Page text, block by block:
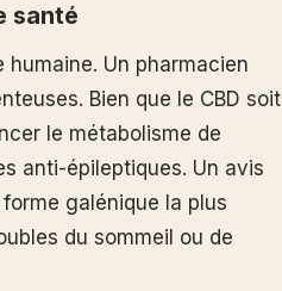
santé
humaine. Un pharmacien
Bien que le CBD soit
le métabolisme de
anti-épileptiques. Un avis
galénique la plus
du sommeil ou de